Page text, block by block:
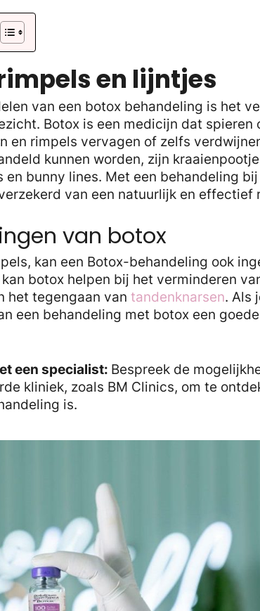
en lijntjes
van een botox behandeling is het
Botox is een medicijn dat spieren
en rimpels vervagen of zelfs
kunnen worden, zijn
bunny lines. Met een behandeling
van een natuurlijk en effectief
van botox
kan een Botox-behandeling ook
botox helpen bij het verminderen
het tegengaan van tandenknarsen. Als
een behandeling met botox een
een specialist: Bespreek de
kliniek, zoals BM Clinics, om te
is.